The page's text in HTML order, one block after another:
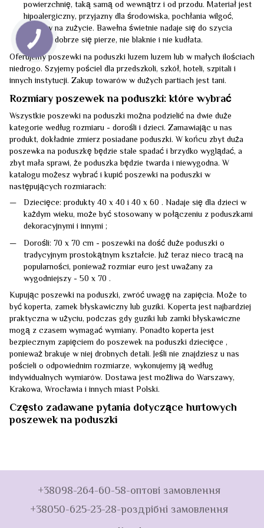
powierzchnię, taką samą od wewnątrz i od przodu. Materiał jest
hipoalergiczny, przyjazny dla środowiska, pochłania wilgoć,
odporny na zużycie. Bawełna świetnie nadaje się do szycia
pościeli, dobrze się pierze, nie blaknie i nie kudłata.
Oferujemy poszewki na poduszki luzem luzem lub w małych ilościach
niedrogo. Szyjemy pościel dla przedszkoli, szkół, hoteli, szpitali i
innych instytucji. Zakup towarów w dużych partiach jest tani.
Rozmiary poszewek na poduszki: które wybrać
Wszystkie poszewki na poduszki można podzielić na dwie duże
kategorie według rozmiaru - dorośli i dzieci. Zamawiając u nas
produkt, dokładnie zmierz posiadane poduszki. W końcu zbyt duża
poszewka na poduszkę będzie stale spadać i brzydko wyglądać, a
zbyt mała sprawi, że poduszka będzie twarda i niewygodna. W
katalogu możesz wybrać i kupić poszewki na poduszki w
następujących rozmiarach:
Dziecięce: produkty 40 x 40 i 40 x 60 . Nadaje się dla dzieci w
każdym wieku, może być stosowany w połączeniu z poduszkami
dekoracyjnymi i innymi ;
Dorośli: 70 x 70 cm - poszewki na dość duże poduszki o
tradycyjnym prostokątnym kształcie. Już teraz nieco tracą na
popularności, ponieważ rozmiar euro jest uważany za
wygodniejszy - 50 x 70 .
Kupując poszewki na poduszki, zwróć uwagę na zapięcia. Może to
być koperta, zamek błyskawiczny lub guziki. Koperta jest najbardziej
praktyczna w użyciu, podczas gdy guziki lub zamki błyskawiczne
mogą z czasem wymagać wymiany. Ponadto koperta jest
bezpiecznym zapięciem do poszewek na poduszki dziecięce ,
ponieważ brakuje w niej drobnych detali. Jeśli nie znajdziesz u nas
pościeli o odpowiednim rozmiarze, wykonujemy ją według
indywidualnych wymiarów. Dostawa jest możliwa do Warszawy,
Krakowa, Wrocławia i innych miast Polski.
Często zadawane pytania dotyczące hurtowych
poszewek na poduszki
+38098-264-60-58-оптові замовлення
+38050-625-23-28-роздрібні замовлення